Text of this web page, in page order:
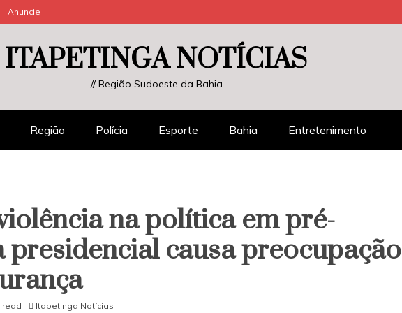
Anuncie
ITAPETINGA NOTÍCIAS
// Região Sudoeste da Bahia
Região Polícia Esporte Bahia Entretenimento
na política em pré-
presidencial causa preocupação
read Itapetinga Notícias